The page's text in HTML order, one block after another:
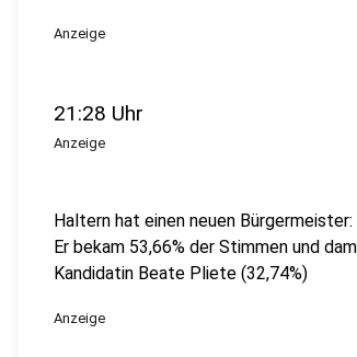
Anzeige
21:28 Uhr
Anzeige
Haltern hat einen neuen
Er bekam 53,66% der Stimmen und
Kandidatin Beate Pliete (32,74%)
Anzeige